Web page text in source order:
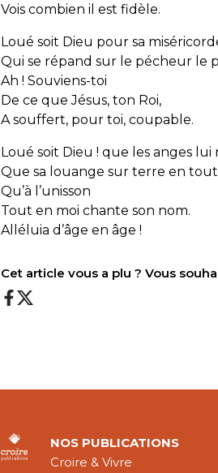
Vois combien il est fidèle.
Loué soit Dieu pour sa
Qui se répand sur le pécheur le
Ah ! Souviens-toi
De ce que Jésus, ton Roi,
A souffert, pour toi, coupable.
Loué soit Dieu ! que les anges
Que sa louange sur terre en
Qu’à l’unisson
Tout en moi chante son nom.
Alléluia d’âge en âge !
Cet article vous a plu ? Vous
NOS PUBLICATIONS
Croire & Vivre